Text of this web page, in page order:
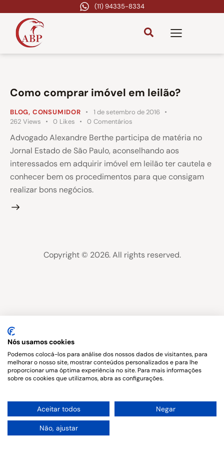
(11) 94335-8334
Como comprar imóvel em leilão?
BLOG, CONSUMIDOR
1 de setembro de 2016
262 Views 0 Likes 0 Comentários
Advogado Alexandre Berthe participa de matéria no
Jornal Estado de São Paulo, aconselhando aos
interessados em adquirir imóvel em leilão ter cautela e
conhecer bem os procedimentos para que consigam
realizar bons negócios.
Copyright © 2026. All rights reserved.
Nós usamos cookies
Podemos colocá-los para análise dos nossos dados de visitantes, para
melhorar o nosso site, mostrar conteúdos personalizados e para lhe
proporcionar uma óptima experiência no site. Para mais informações
sobre os cookies que utilizamos, abra as configurações.
Aceitar todos Negar
Não, ajustar